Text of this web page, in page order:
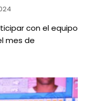
con el equipo
mes de